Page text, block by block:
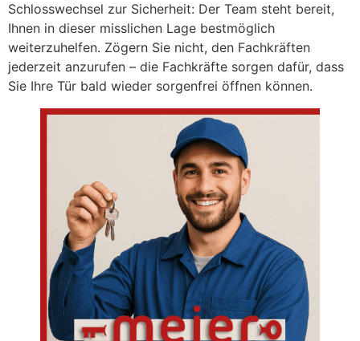
Schlosswechsel zur Sicherheit: Der Team steht bereit,
Ihnen in dieser misslichen Lage bestmöglich
weiterzuhelfen. Zögern Sie nicht, den Fachkräften
jederzeit anzurufen – die Fachkräfte sorgen dafür, dass
Sie Ihre Tür bald wieder sorgenfrei öffnen können.